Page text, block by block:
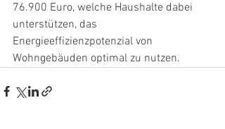
76.900 Euro, welche Haushalte dabei
unterstützen, das
Energieeffizienzpotenzial von
Wohngebäuden optimal zu nutzen.